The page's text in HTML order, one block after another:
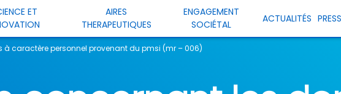
ET
AIRES
THERAPEUTIQUES
ENGAGEMENT
SOCIÉTAL
ACTUALITÉS
caractère personnel provenant du pmsi (mr – 006)